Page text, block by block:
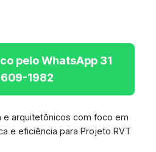
pelo WhatsApp 31
1982
e arquitetônicos com foco em
e eficiência para Projeto RVT